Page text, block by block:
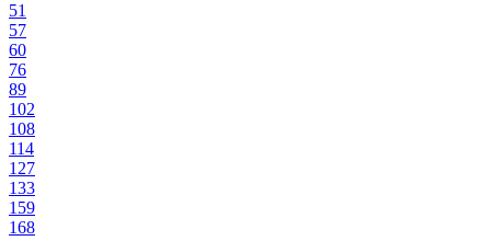
51
57
60
76
89
102
108
114
127
133
159
168